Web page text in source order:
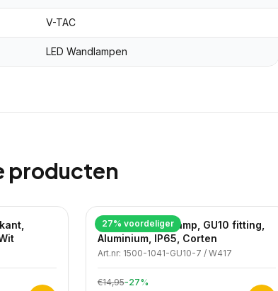
V-TAC
LED Wandlampen
producten
27% voordeliger
Moderne wandlamp, GU10 fitting,
Aluminium, IP65, Corten
Art.nr: 1500-1041-GU10-7 / W417
€14,95-27%